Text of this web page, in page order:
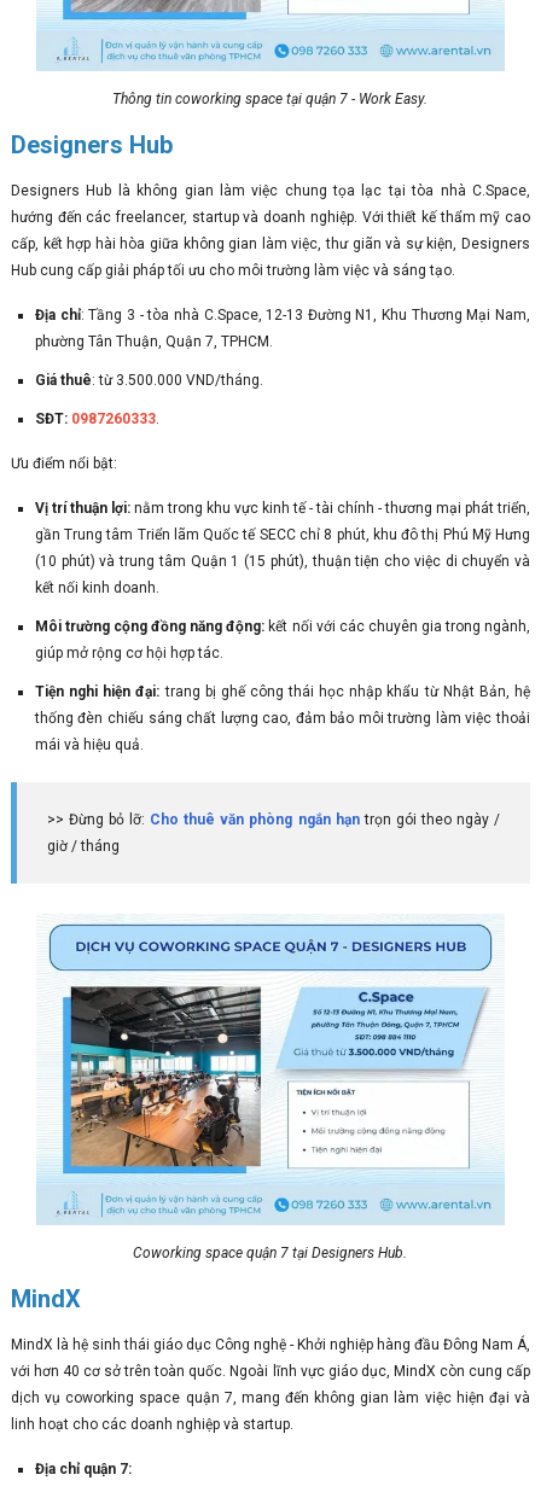
Thông tin coworking space tại quận 7 - Work Easy.
Designers Hub
Designers Hub là không gian làm việc chung tọa lạc tại tòa nhà C.Space,
hướng đến các freelancer, startup và doanh nghiệp. Với thiết kế thẩm mỹ cao
cấp, kết hợp hài hòa giữa không gian làm việc, thư giãn và sự kiện, Designers
Hub cung cấp giải pháp tối ưu cho môi trường làm việc và sáng tạo.
Địa chỉ: Tầng 3 - tòa nhà C.Space, 12-13 Đường N1, Khu Thương Mại Nam,
phường Tân Thuận, Quận 7, TPHCM.
Giá thuê: từ 3.500.000 VND/tháng.
SĐT: 0987260333.
Ưu điểm nổi bật:
Vị trí thuận lợi:nằm trong khu vực kinh tế - tài chính - thương mại phát triển,
gần Trung tâm Triển lãm Quốc tế SECC chỉ 8 phút, khu đô thị Phú Mỹ Hưng
(10 phút) và trung tâm Quận 1 (15 phút), thuận tiện cho việc di chuyển và
kết nối kinh doanh.
Môi trường cộng đồng năng động: kết nối với các chuyên gia trong ngành,
giúp mở rộng cơ hội hợp tác.
Tiện nghi hiện đại: trang bị ghế công thái học nhập khẩu từ Nhật Bản, hệ
thống đèn chiếu sáng chất lượng cao, đảm bảo môi trường làm việc thoải
mái và hiệu quả.
>> Đừng bỏ lỡ: Cho thuê văn phòng ngắn hạntrọn gói theo ngày /
giờ / tháng
Coworking space quận 7 tại Designers Hub.
MindX
MindX là hệ sinh thái giáo dục Công nghệ - Khởi nghiệp hàng đầu Đông Nam Á,
với hơn 40 cơ sở trên toàn quốc. Ngoài lĩnh vực giáo dục, MindX còn cung cấp
dịch vụ coworking space quận 7, mang đến không gian làm việc hiện đại và
linh hoạt cho các doanh nghiệp và startup.
Địa chỉ quận 7: